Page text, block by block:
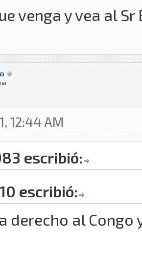
venga y vea al Sr
12:44 AM
escribió:
escribió:
derecho al Congo